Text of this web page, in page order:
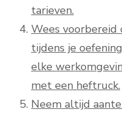
tarieven.
Wees
tijdens je
elke
met een heftruck.
Neem altijd